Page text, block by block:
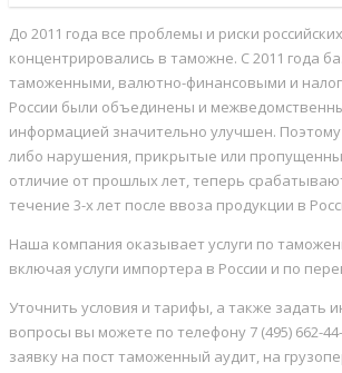
До 2011 года все проблемы и риски
концентрировались в таможне. С 2011 года
таможенными, валютно-финансовыми и
России были объединены и
информацией значительно улучшен. Поэтому
либо нарушения, прикрытые или
отличие от прошлых лет, теперь
течение 3-х лет после ввоза продукции в
Наша компания оказывает услуги по
включая услуги импортера в России и по
Уточнить условия и тарифы, а также задать
вопросы вы можете по телефону 7 (495) 662-
заявку на пост таможенный аудит, на